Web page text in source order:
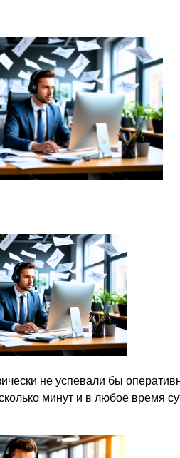
Забор жалюзи с кирпичными
Металлические заборы
Металлические ограждения
ВЫБОР ПО
Горизонтальные заборы
Высокие заборы
Красивые, дизайнерские заборы
Заборы под ключ
Готовые заборы
Комплекты заборов-лего
Быстровозводимые заборы
не успевали бы
минут и в любое время